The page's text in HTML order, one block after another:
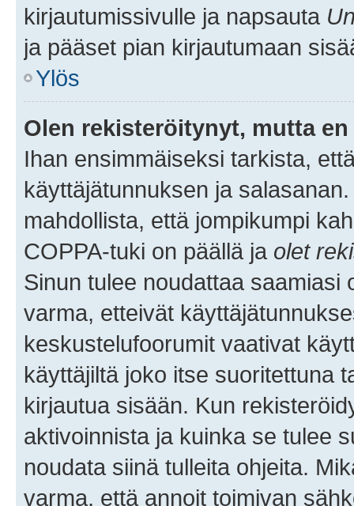
kirjautumissivulle ja napsauta
ja pääset pian kirjautumaan
Ylös
Olen rekisteröitynyt, mutta
Ihan ensimmäiseksi tarkista,
käyttäjätunnuksen ja
mahdollista, että jompikumpi
COPPA-tuki on päällä ja olet
Sinun tulee noudattaa saamiasi
varma, etteivät
keskustelufoorumit vaativat
käyttäjiltä joko itse suoritettuna
kirjautua sisään. Kun
aktivoinnista ja kuinka se tulee
noudata siinä tulleita ohjeita.
varma, että annoit toimivan